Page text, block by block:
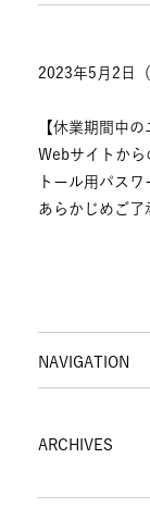
2023年5月2日
【休業期間中
Webサイトか
トール用パス
あらかじめご了
NAVIGATION
ARCHIVES